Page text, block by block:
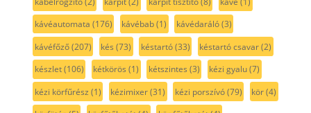
kávéautomata (176) kávébab(1) kávédaráló(3)
kávéfőző(207) kés (73) késtartó(33) késtartó csavar(2)
készlet(106) kétkörös (1) kétszintes (3) kézi gyalu(7)
kézi körfűrész (1) kézimixer(31) kézi porszívó(79) kör(4)